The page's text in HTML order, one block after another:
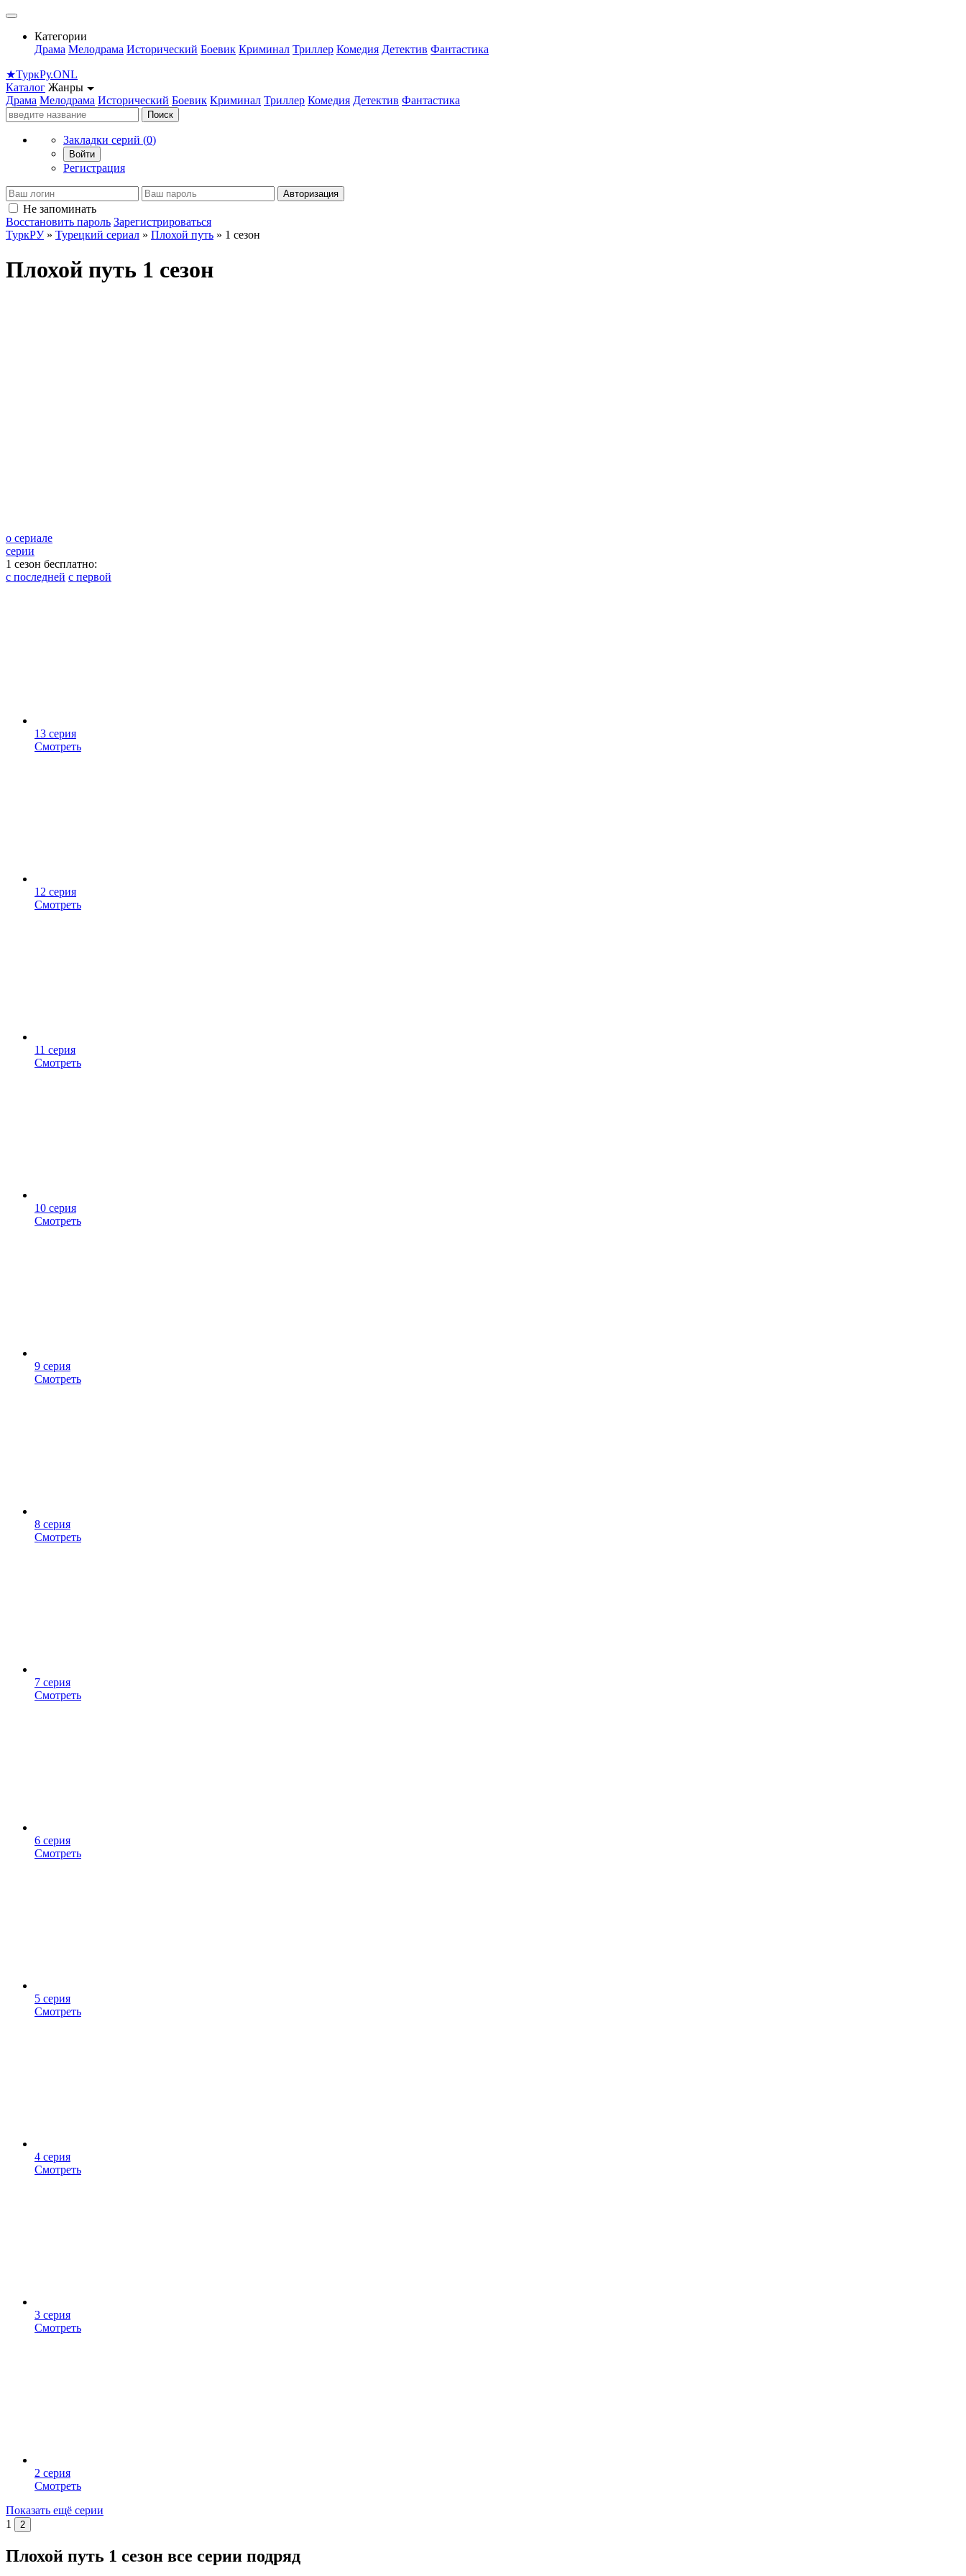
Категории
Драма Мелодрама Исторический Боевик Криминал Триллер Комедия Детектив Фантастика
★ТуркРу.ONL
Каталог Жанры
Драма Мелодрама Исторический Боевик Криминал Триллер Комедия Детектив Фантастика
Поиск
Закладки серий (0)
Войти
Регистрация
Авторизация
Не запоминать
Восстановить пароль Зарегистрироваться
ТуркРУ» Турецкий сериал » Плохой путь » 1 сезон
Плохой путь 1 сезон
о сериале
серии
1 сезон бесплатно:
с последней с первой
13 серия
Смотреть
12 серия
Смотреть
11 серия
Смотреть
10 серия
Смотреть
9 серия
Смотреть
8 серия
Смотреть
7 серия
Смотреть
6 серия
Смотреть
5 серия
Смотреть
4 серия
Смотреть
3 серия
Смотреть
2 серия
Смотреть
Показать ещё серии
1
2
Плохой путь 1 сезон все серии подряд